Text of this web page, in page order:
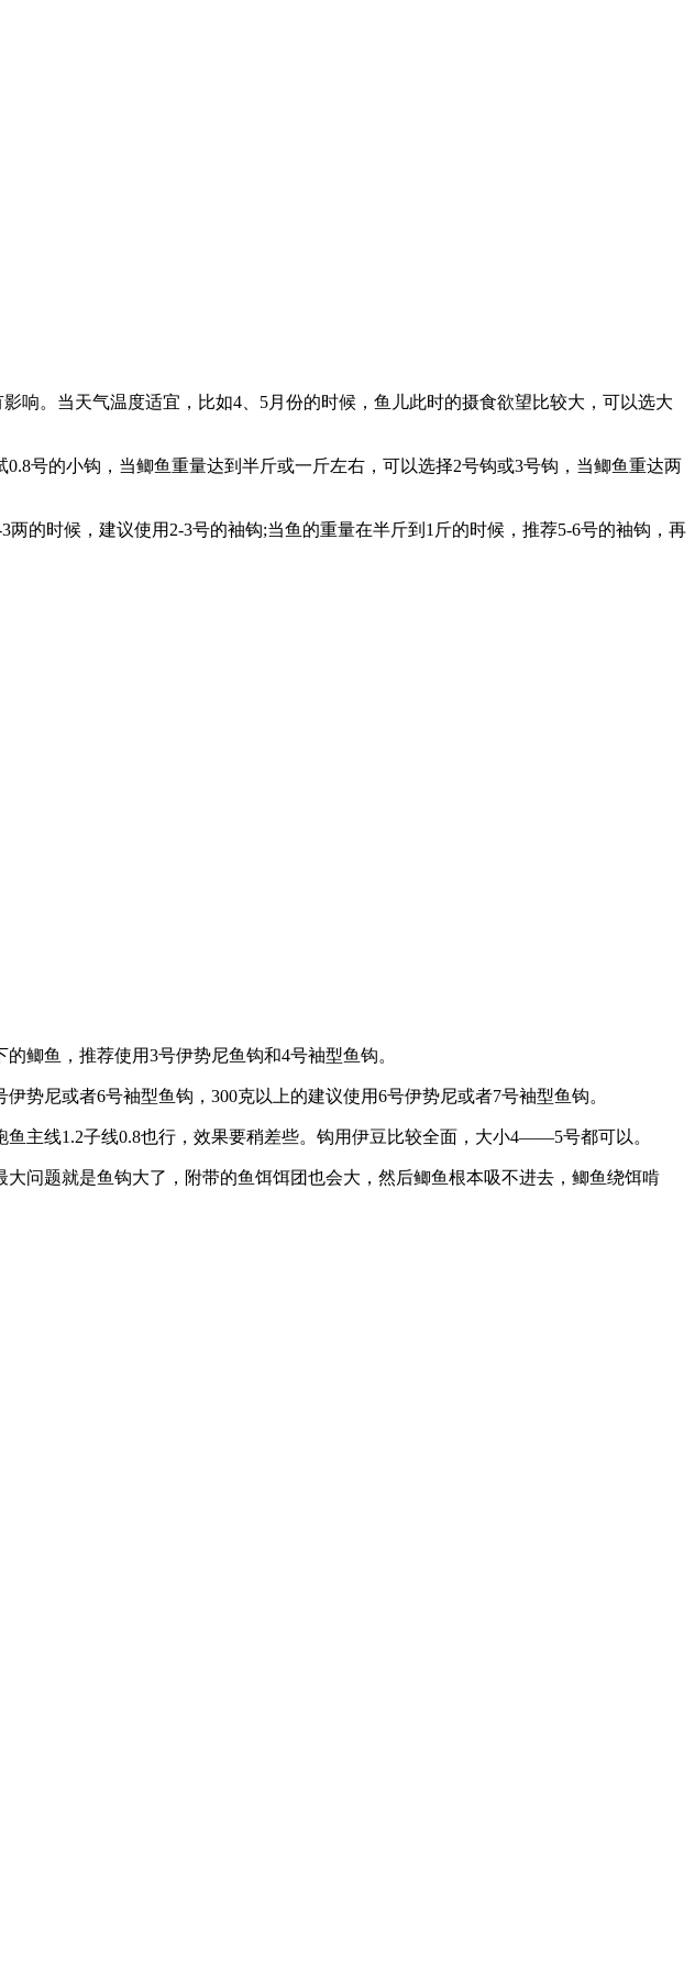
响。当天气温度适宜，比如4、5月份的时候，鱼儿此时的摄食欲望比较大，可以选大
号的小钩，当鲫鱼重量达到半斤或一斤左右，可以选择2号钩或3号钩，当鲫鱼重达两
的时候，建议使用2-3号的袖钩;当鱼的重量在半斤到1斤的时候，推荐5-6号的袖钩，再
鲫鱼，推荐使用3号伊势尼鱼钩和4号袖型鱼钩。
势尼或者6号袖型鱼钩，300克以上的建议使用6号伊势尼或者7号袖型鱼钩。
主线1.2子线0.8也行，效果要稍差些。钩用伊豆比较全面，大小4——5号都可以。
问题就是鱼钩大了，附带的鱼饵饵团也会大，然后鲫鱼根本吸不进去，鲫鱼绕饵啃